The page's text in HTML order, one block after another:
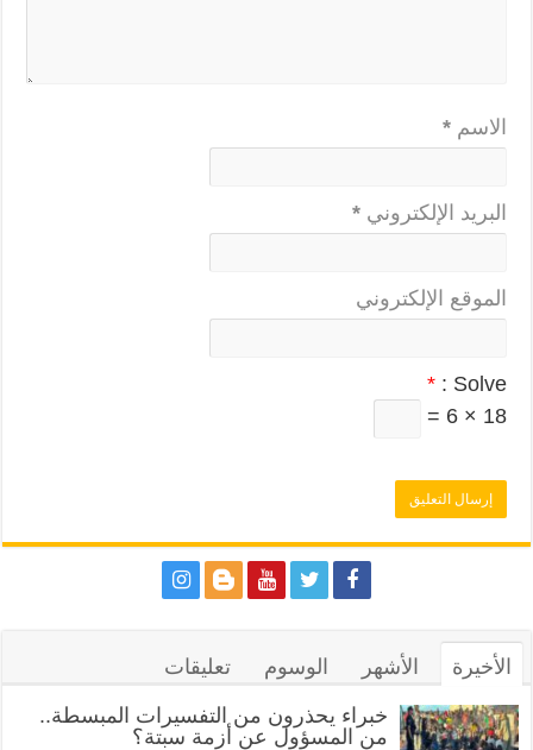
الاسم *
البريد الإلكتروني *
الموقع الإلكتروني
Solve :
*
18 × 6 =
الأخيرة الأشهر الوسوم تعليقات
خبراء يحذرون من التفسيرات المبسطة..
من المسؤول عن أزمة سبتة؟